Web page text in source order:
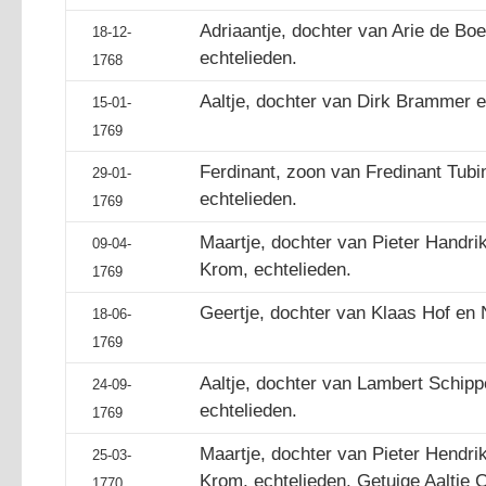
18-12-
1768
Adriaantje, dochter van Arie de
echtelieden.
15-01-
1769
Aaltje, dochter van Dirk Brammer
29-01-
1769
Ferdinant, zoon van Fredinant
echtelieden.
09-04-
1769
Maartje, dochter van Pieter
Krom, echtelieden.
18-06-
1769
Geertje, dochter van Klaas Hof en
24-09-
1769
Aaltje, dochter van Lambert
echtelieden.
25-03-
Maartje, dochter van Pieter
Krom, echtelieden. Getuige Aaltje